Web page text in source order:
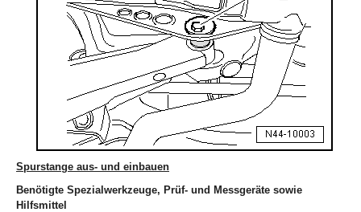
Spurstange aus- und einbauen
Benötigte Spezialwerkzeuge, Prüf- und Messgeräte sowie
Hilfsmittel